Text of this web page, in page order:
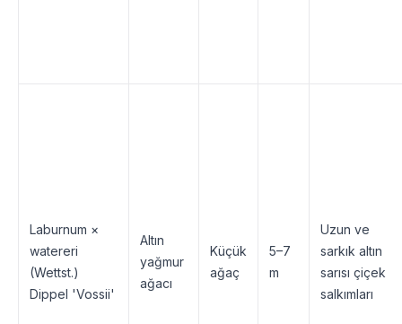
Laburnum ×
watereri
(Wettst.)
Dippel 'Vossii'
Altın
yağmur
ağacı
Küçük
ağaç
5–7
m
Uzun ve
sarkık altın
sarısı çiçek
salkımları